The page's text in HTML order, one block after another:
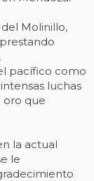
Molinillo,
pacífico como
luchas
oro que
la actual
le